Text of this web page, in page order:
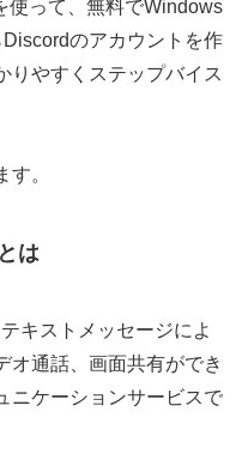
使って、無料でWindows
のアカウントを作
りやすくステップバイス
。
は
キストメッセージによ
オ通話、画面共有ができ
ニケーションサービスで